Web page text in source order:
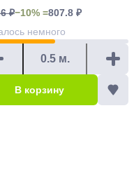
₽−10% =807.8 ₽
немного
В корзину